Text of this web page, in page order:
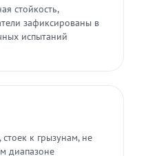
стойкость,
зафиксированы в
испытаний
к грызунам, не
диапазоне